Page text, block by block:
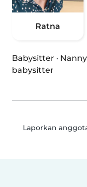
Ratna
Babysitter · Nanny
babysitter
Laporkan